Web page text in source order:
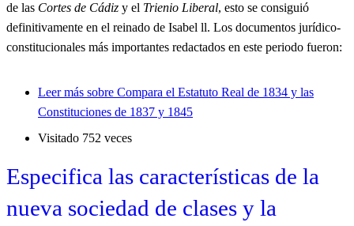
de las Cortes de Cádiz y el Trienio Liberal, esto se consiguió
definitivamente en el reinado de Isabel ll. Los documentos jurídico-
constitucionales más importantes redactados en este periodo fueron:
Leer más sobre Compara el Estatuto Real de 1834 y las
Constituciones de 1837 y 1845
Visitado 752 veces
Especifica las características de la
nueva sociedad de clases y la